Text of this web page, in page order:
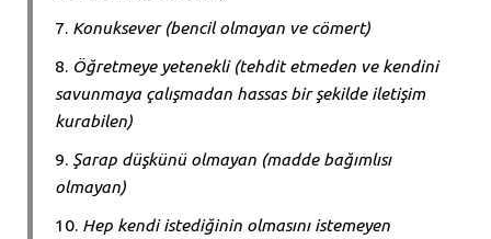
Konuksever (bencil olmayan ve cömert)
Öğretmeye yetenekli (tehdit etmeden ve kendini
savunmaya çalışmadan hassas bir şekilde iletişim
kurabilen)
Şarap düşkünü olmayan (madde bağımlısı
olmayan)
Hep kendi istediğinin olmasını istemeyen